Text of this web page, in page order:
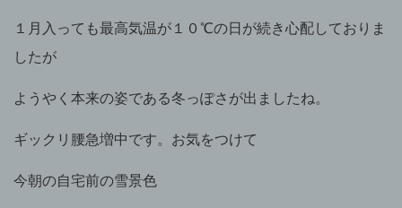
１月入っても最高気温が１０℃の日が続き心配しておりま
したが
ようやく本来の姿である冬っぽさ が出ましたね。
ギックリ腰急増中です。お気をつけて
今朝の自宅前の雪景色